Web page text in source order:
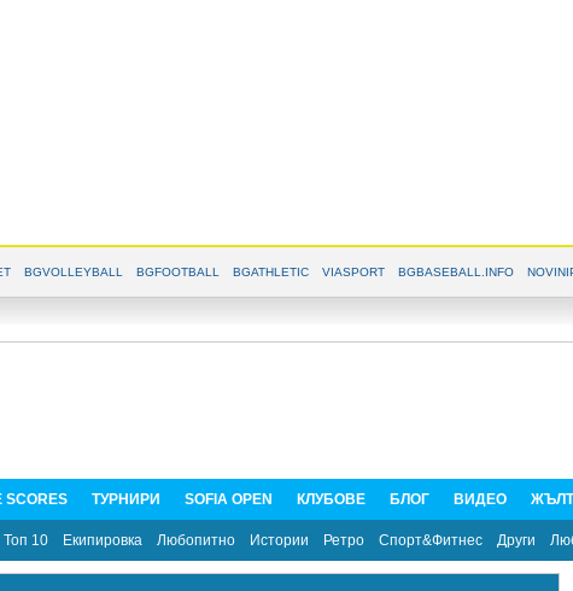
BGVOLLEYBALL BGFOOTBALL BGATHLETIC VIASPORT BGBASEBALL.INFO
SCORES ТУРНИРИ SOFIA OPEN КЛУБОВЕ БЛОГ ВИДЕО
Топ 10 Екипировка Любопитно Истории Ретро Спорт&Фитнес Други